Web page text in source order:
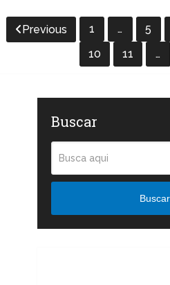
Previous 1 … 5
10
11 …
Buscar
Buscar